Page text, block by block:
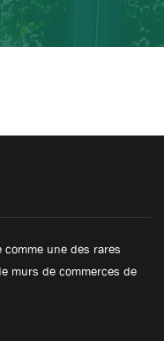
comme une des rares
murs de commerces de